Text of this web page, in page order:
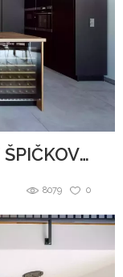
PRVOTŘÍDNÍ MATERIÁLY, ŠPIČKOVÝ DESIGN A DOKONALÉ ZPRACOVÁNÍ
0
8079